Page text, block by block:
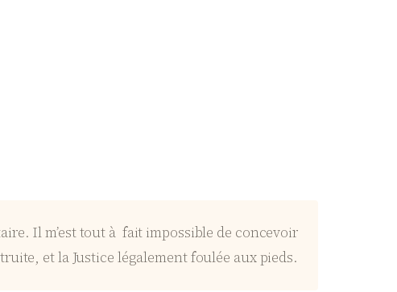
Il m’est tout à fait impossible de concevoir
et la Justice légalement foulée aux pieds.